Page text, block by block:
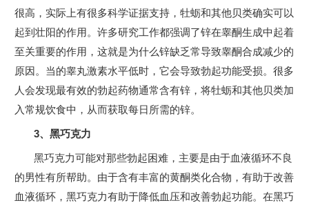
很高，实际上有很多科学证据支持，牡蛎和其他贝类确实可以
起到壮阳的作用。许多研究工作都强调了锌在睾酮生成中起着
至关重要的作用，这就是为什么锌缺乏常导致睾酮合成减少的
原因。当的睾丸激素水平低时，它会导致勃起功能受损。很多
人会发现最有效的勃起药物通常含有锌，将牡蛎和其他贝类加
入常规饮食中，从而获取每日所需的锌。
3、黑巧克力
黑巧克力可能对那些勃起困难，主要是由于血液循环不良
的男性有所帮助。由于含有丰富的黄酮类化合物，有助于改善
血液循环，黑巧克力有助于降低血压和改善勃起功能。在黑巧